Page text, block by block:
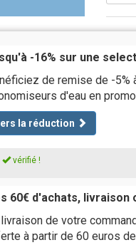
-16% sur une
de remise de -5%
d'eau en
la réduction
vérifié !
60€ d'achats,
de votre
à partir de 60 euros